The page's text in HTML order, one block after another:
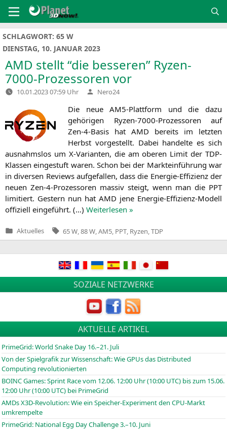
Inhalt
springen
SCHLAGWORT: 65 W
DIENSTAG, 10. JANUAR 2023
AMD stellt “die besseren” Ryzen-
7000-Prozessoren vor
10.01.2023 07:59 Uhr Verfasst
von
Nero24
Die neue AM5-Platt­form und die dazu
gehö­ri­gen Ryzen-7000-Pro­zes­so­ren auf
Zen-4-Basis hat AMD bereits im letz­ten
Herbst vor­ge­stellt. Dabei han­del­te es sich
aus­nahms­los um X‑Varianten, die am obe­ren Limit der TDP-
Klas­sen ein­ge­stuft waren. Schon bei der Markt­ein­füh­rung war
in diver­sen Reviews auf­ge­fal­len, dass die Ener­gie-Effi­zi­enz der
neu­en Zen-4-Pro­zes­so­ren mas­siv steigt, wenn man die PPT
limi­tiert. Gestern nun hat AMD jene Ener­gie-Effi­zi­enz-Modell
offi­zi­ell ein­ge­führt. (…) Wei­ter­le­sen »
Veröffentlicht
in
Aktuelles Tags:
65 W 88 W AM5 PPT Ryzen TDP
SOZIALE NETZWERKE
AKTUELLE ARTIKEL
PrimeGrid: World Snake Day 16.–21. Juli
Von der Spielgrafik zur Wissenschaft: Wie GPUs das Distributed
Computing revolutionierten
BOINCGames: Sprint Race vom 12.06. 12:00 Uhr (10:00 UTC) bis zum 15.06.
12:00 Uhr (10:00 UTC) bei PrimeGrid
AMDs X3D-Revolution: Wie ein Speicher-Experiment den CPU-Markt
umkrempelte
PrimeGrid: National Egg Day Challenge 3.–10. Juni